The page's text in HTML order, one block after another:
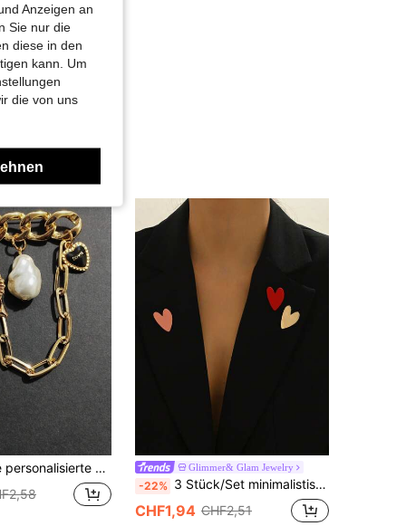
Quaste, kann an Damenhandtaschen gehängt werden, goldener Schmuck zum Valentinstag Glimmer& Glam Jewelry
-22% 3 Stück/Set minimalistisches Herz & Schleife asymmetrisches Dreifarbiges Herz-förmiges Brosche Set, neues Glas Kristall Einlegedesign, elegantes Alltagsaccessoire Geschenk für Frauen
CHF1,94 CHF2,51
Anzeigen an
Sie nur die
diese in den
kann. Um
die von uns